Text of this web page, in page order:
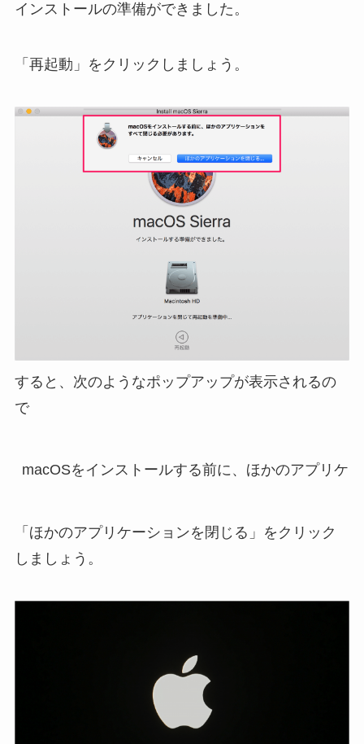
インストールの準備ができました。
「再起動」をクリックしましょう。
すると、次のようなポップアップが表示されるの
で
「ほかのアプリケーションを閉じる」をクリック
しましょう。